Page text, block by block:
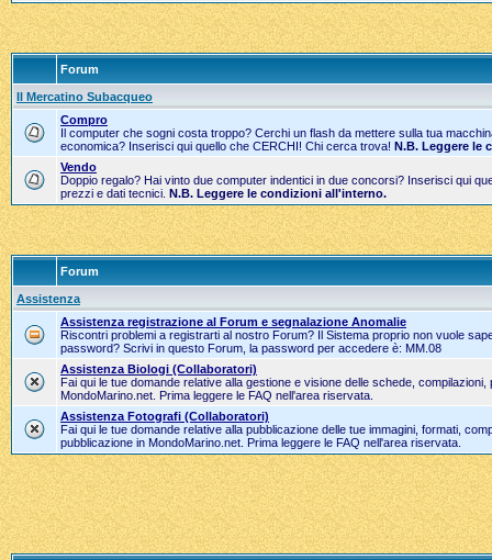
Forum
Il Mercatino Subacqueo
Compro
Il computer che sogni costa troppo? Cerchi un flash da mettere sulla tua
economica? Inserisci qui quello che CERCHI! Chi cerca trova! N.B. Leggere le
Vendo
Doppio regalo? Hai vinto due computer indentici in due concorsi? Inserisci qui
prezzi e dati tecnici. N.B. Leggere le condizioni all'interno.
Forum
Assistenza
Assistenza registrazione al Forum e segnalazione Anomalie
Riscontri problemi a registrarti al nostro Forum? Il Sistema proprio non vuole
password? Scrivi in questo Forum, la password per accedere è: MM.08
Assistenza Biologi (Collaboratori)
Fai qui le tue domande relative alla gestione e visione delle schede, compilazioni,
MondoMarino.net. Prima leggere le FAQ nell'area riservata.
Assistenza Fotografi (Collaboratori)
Fai qui le tue domande relative alla pubblicazione delle tue immagini, formati,
pubblicazione in MondoMarino.net. Prima leggere le FAQ nell'area riservata.